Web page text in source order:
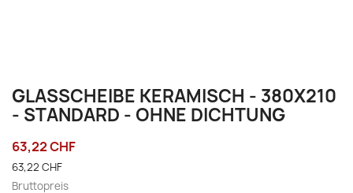
GLASSCHEIBE KERAMISCH - 380X210
- STANDARD - OHNE DICHTUNG
63,22 CHF
63,22 CHF
Bruttopreis